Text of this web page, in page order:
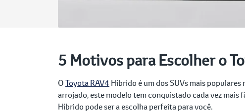
5 Motivos para Escolher o
OToyota RAV4 Híbrido é um dos SUVs mais
arrojado, este modelo tem conquistado cada vez mais
Híbrido pode ser a escolha perfeita para você.